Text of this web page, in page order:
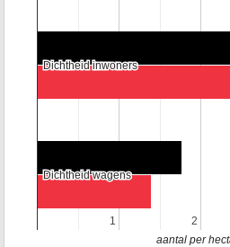
1
1 2
2
Dichtheid inwoners
Dichtheid inwoners
Dichtheid wagens
Dichtheid wagens
aantal per